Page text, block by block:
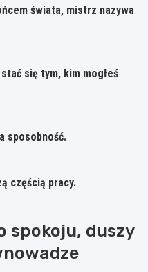
świata, mistrz nazywa
się tym, kim mogłeś
sposobność.
częścią pracy.
spokoju, duszy